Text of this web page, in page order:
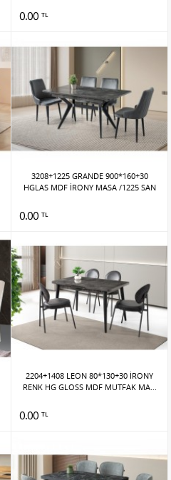
0.00 TL
3208+1225 GRANDE 900*160+30
HGLAS MDF İRONY MASA /1225 SAN
0.00 TL
2204+1408 LEON 80*130+30 İRONY
RENK HG GLOSS MDF MUTFAK MA...
0.00 TL